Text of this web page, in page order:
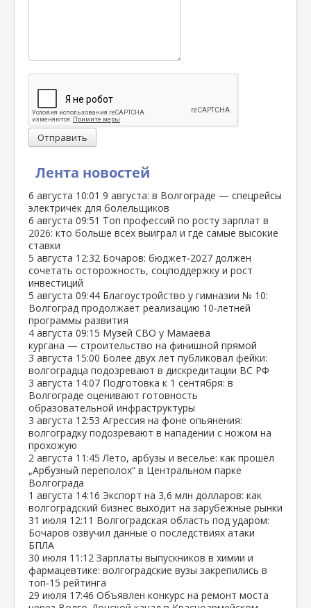
Лента новостей
6 августа 10:01 9 августа: в Волгограде — спецрейсы
электричек для болельщиков
6 августа 09:51 Топ профессий по росту зарплат в
2026: кто больше всех выиграл и где самые высокие
ставки
5 августа 12:32 Бочаров: бюджет‑2027 должен
сочетать осторожность, соцподдержку и рост
инвестиций
5 августа 09:44 Благоустройство у гимназии № 10:
Волгоград продолжает реализацию 10‑летней
программы развития
4 августа 09:15 Музей СВО у Мамаева
кургана — строительство на финишной прямой
3 августа 15:00 Более двух лет публиковал фейки:
волгоградца подозревают в дискредитации ВС РФ
3 августа 14:07 Подготовка к 1 сентября: в
Волгограде оценивают готовность
образовательной инфраструктуры
3 августа 12:53 Агрессия на фоне опьянения:
волгоградку подозревают в нападении с ножом на
прохожую
2 августа 11:45 Лето, арбузы и веселье: как прошёл
„Арбузный переполох“ в Центральном парке
Волгограда
1 августа 14:16 Экспорт на 3,6 млн долларов: как
волгоградский бизнес выходит на зарубежные рынки
31 июля 12:11 Волгоградская область под ударом:
Бочаров озвучил данные о последствиях атаки
БПЛА
30 июля 11:12 Зарплаты выпускников в химии и
фармацевтике: волгоградские вузы закрепились в
топ‑15 рейтинга
29 июля 17:46 Объявлен конкурс на ремонт моста
Отправить